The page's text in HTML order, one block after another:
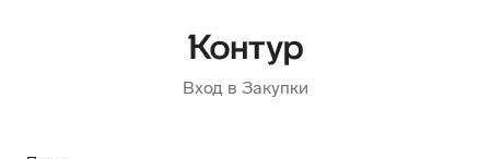
Вход в Закупки